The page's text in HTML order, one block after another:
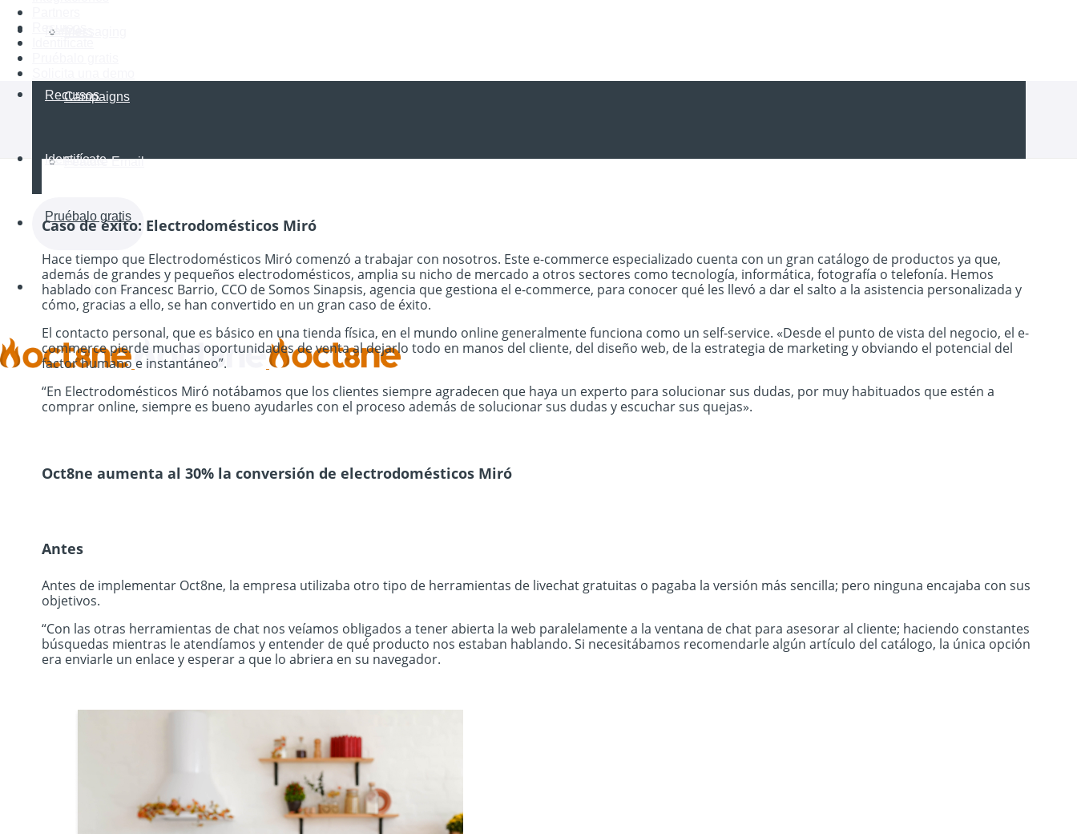
Campaigns
Feature Email
Partners
Recursos
Identifícate
Pruébalo gratis
Solicita una demo
Recursos
Caso de éxito: Electrodomésticos Miró
Hace tiempo que Electrodomésticos Miró comenzó a trabajar con nosotros. Este e-commerce especializado cuenta con un gran catálogo de productos ya que,
además de grandes y pequeños electrodomésticos, amplia su nicho de mercado a otros sectores como tecnología, informática, fotografía o telefonía. Hemos
hablado con Francesc Barrio, CCO de Somos Sinapsis, agencia que gestiona el e-commerce, para conocer qué les llevó a dar el salto a la asistencia personalizada y
cómo, gracias a ello, se han convertido en un gran caso de éxito.
El contacto personal, que es básico en una tienda física, en el mundo online generalmente funciona como un self-service. «Desde el punto de vista del negocio, el e-
commerce pierde muchas oportunidades de venta al dejarlo todo en manos del cliente, del diseño web, de la estrategia de marketing y obviando el potencial del
factor humano e instantáneo”.
“En Electrodomésticos Miró notábamos que los clientes siempre agradecen que haya un experto para solucionar sus dudas, por muy habituados que estén a
comprar online, siempre es bueno ayudarles con el proceso además de solucionar sus dudas y escuchar sus quejas».
Oct8ne aumenta al 30% la conversión de electrodomésticos Miró
Antes
Antes de implementar Oct8ne, la empresa utilizaba otro tipo de herramientas de livechat gratuitas o pagaba la versión más sencilla; pero ninguna encajaba con sus
objetivos.
“Con las otras herramientas de chat nos veíamos obligados a tener abierta la web paralelamente a la ventana de chat para asesorar al cliente; haciendo constantes
búsquedas mientras le atendíamos y entender de qué producto nos estaban hablando. Si necesitábamos recomendarle algún artículo del catálogo, la única opción
era enviarle un enlace y esperar a que lo abriera en su navegador.